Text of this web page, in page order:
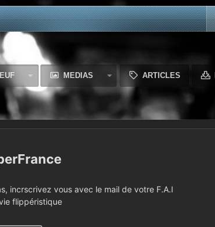
MEDIAS ARTICLES
incrscrivez vous avec le mail de votre F.A.I
flippéristique